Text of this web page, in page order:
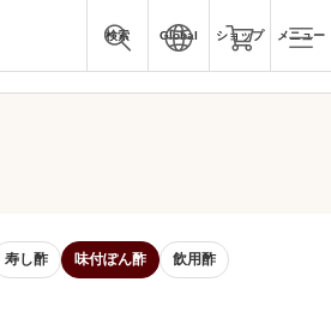
検索 Global ショップ メニュー
寿し酢 味付ぽん酢 飲用酢